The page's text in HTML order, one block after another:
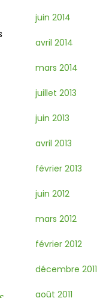
juin 2014
avril 2014
mars 2014
juillet 2013
juin 2013
avril 2013
février 2013
juin 2012
mars 2012
février 2012
décembre 2011
août 2011